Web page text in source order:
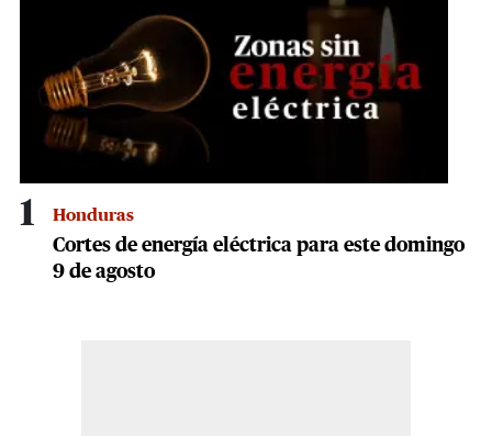
1 Honduras
Cortes de energía eléctrica para este domingo
9 de agosto